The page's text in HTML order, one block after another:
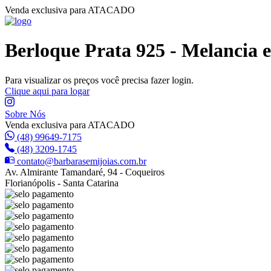
Venda exclusiva para ATACADO
Berloque Prata 925 - Melancia
Para visualizar os preços você precisa fazer login.
Clique aqui para logar
Sobre Nós
Venda exclusiva para ATACADO
(48) 99649-7175
(48) 3209-1745
contato@barbarasemijoias.com.br
Av. Almirante Tamandaré, 94 - Coqueiros
Florianópolis - Santa Catarina